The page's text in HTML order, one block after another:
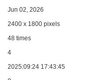
Jun 02, 2026
2400 x 1800 pixels
48 times
4
2025:09:24 17:43:45